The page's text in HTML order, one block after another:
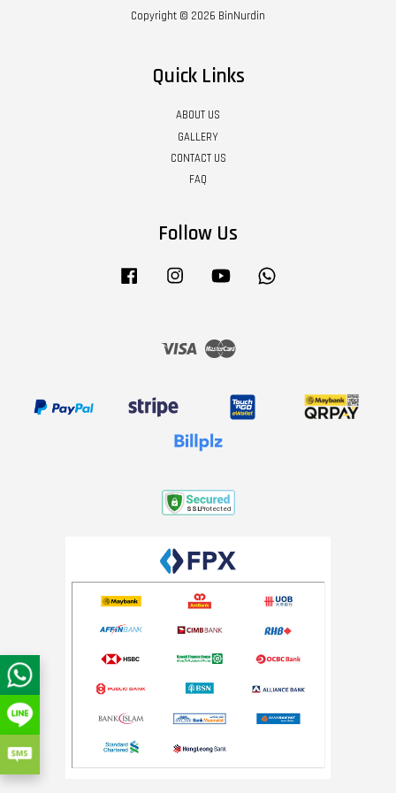
Copyright © 2026 BinNurdin
Quick Links
ABOUT US
GALLERY
CONTACT US
FAQ
Follow Us
Facebook Instagram YouTube
Visa Master